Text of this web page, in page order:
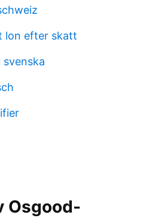
lon efter skatt
Osgood-